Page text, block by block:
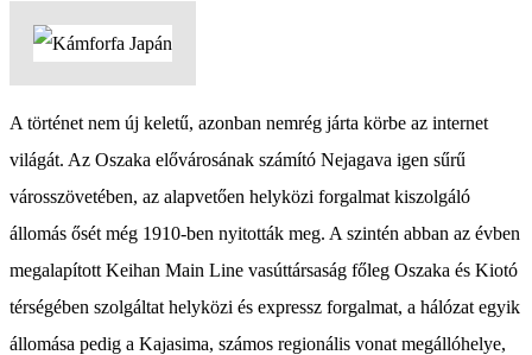
A történet nem új keletű, azonban nemrég járta körbe az internet
világát. Az Oszaka elővárosának számító Nejagava igen sűrű
városszövetében, az alapvetően helyközi forgalmat kiszolgáló
állomás ősét még 1910-ben nyitották meg. A szintén abban az évben
megalapított Keihan Main Line vasúttársaság főleg Oszaka és Kiotó
térségében szolgáltat helyközi és expressz forgalmat, a hálózat egyik
állomása pedig a Kajasima, számos regionális vonat megállóhelye,